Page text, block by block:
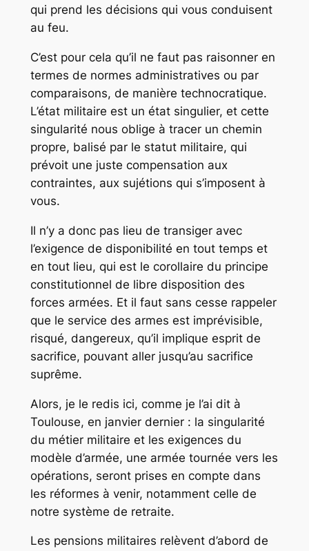
qui prend les décisions qui vous conduisent
au feu.
C’est pour cela qu’il ne faut pas raisonner en
termes de normes administratives ou par
comparaisons, de manière technocratique.
L’état militaire est un état singulier, et cette
singularité nous oblige à tracer un chemin
propre, balisé par le statut militaire, qui
prévoit une juste compensation aux
contraintes, aux sujétions qui s’imposent à
vous.
Il n’y a donc pas lieu de transiger avec
l’exigence de disponibilité en tout temps et
en tout lieu, qui est le corollaire du principe
constitutionnel de libre disposition des
forces armées. Et il faut sans cesse rappeler
que le service des armes est imprévisible,
risqué, dangereux, qu’il implique esprit de
sacrifice, pouvant aller jusqu’au sacrifice
suprême.
Alors, je le redis ici, comme je l’ai dit à
Toulouse, en janvier dernier : la singularité
du métier militaire et les exigences du
modèle d’armée, une armée tournée vers les
opérations, seront prises en compte dans
les réformes à venir, notamment celle de
notre système de retraite.
Les pensions militaires relèvent d’abord de